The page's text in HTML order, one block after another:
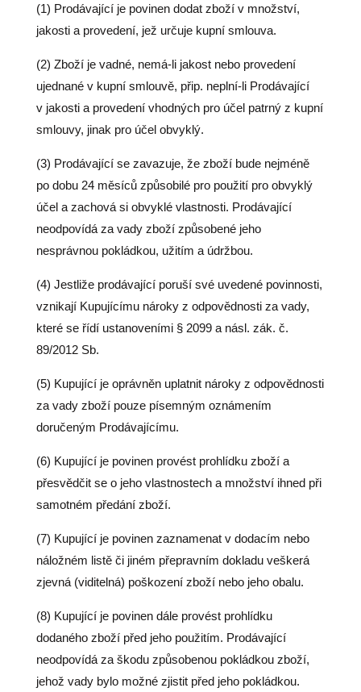
(1) Prodávající je povinen dodat zboží v množství,
jakosti a provedení, jež určuje kupní smlouva.
(2) Zboží je vadné, nemá-li jakost nebo provedení
ujednané v kupní smlouvě, přip. neplní-li Prodávající
v jakosti a provedení vhodných pro účel patrný z kupní
smlouvy, jinak pro účel obvyklý.
(3) Prodávající se zavazuje, že zboží bude nejméně
po dobu 24 měsíců způsobilé pro použití pro obvyklý
účel a zachová si obvyklé vlastnosti. Prodávající
neodpovídá za vady zboží způsobené jeho
nesprávnou pokládkou, užitím a údržbou.
(4) Jestliže prodávající poruší své uvedené povinnosti,
vznikají Kupujícímu nároky z odpovědnosti za vady,
které se řídí ustanoveními § 2099 a násl. zák. č.
89/2012 Sb.
(5) Kupující je oprávněn uplatnit nároky z odpovědnosti
za vady zboží pouze písemným oznámením
doručeným Prodávajícímu.
(6) Kupující je povinen provést prohlídku zboží a
přesvědčit se o jeho vlastnostech a množství ihned při
samotném předání zboží.
(7) Kupující je povinen zaznamenat v dodacím nebo
náložném listě či jiném přepravním dokladu veškerá
zjevná (viditelná) poškození zboží nebo jeho obalu.
(8) Kupující je povinen dále provést prohlídku
dodaného zboží před jeho použitím. Prodávající
neodpovídá za škodu způsobenou pokládkou zboží,
jehož vady bylo možné zjistit před jeho pokládkou.